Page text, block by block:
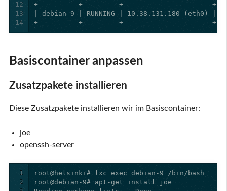
12
13
14
+----------+---------+----------------------
Basiscontainer anpassen
Zusatzpakete installieren
Diese Zusatzpakete installieren wir im Basiscontainer:
joe
openssh-server
1
2